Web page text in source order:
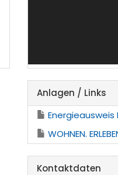
Anlagen / Links
Energieausweis
WOHNEN.
Kontaktdaten